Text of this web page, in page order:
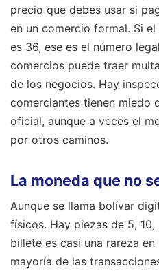
precio que debes usar si
en un comercio formal. Si
es 36, ese es el número
comercios puede traer
de los negocios. Hay
comerciantes tienen miedo
oficial, aunque a veces el
por otros caminos.
La moneda que no
Aunque se llama bolívar
físicos. Hay piezas de 5,
billete es casi una rareza
mayoría de las